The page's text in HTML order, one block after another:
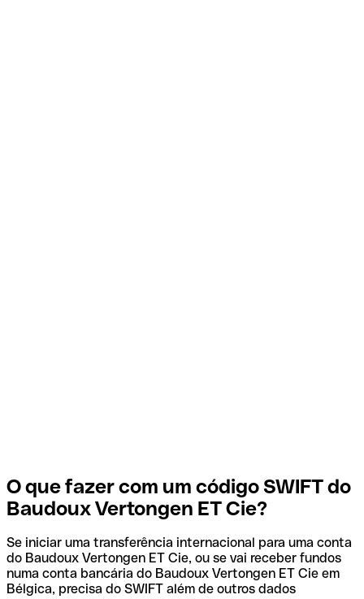
O que fazer com um código SWIFT do
Baudoux Vertongen ET Cie?
Se iniciar uma transferência internacional para uma conta
do Baudoux Vertongen ET Cie, ou se vai receber fundos
numa conta bancária do Baudoux Vertongen ET Cie em
Bélgica, precisa do SWIFT além de outros dados